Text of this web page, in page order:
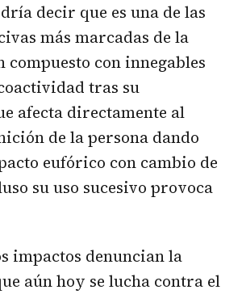
decir que es una de las
más marcadas de la
compuesto con innegables
tras su
afecta directamente al
de la persona dando
eufórico con cambio de
su uso sucesivo provoca
impactos denuncian la
aún hoy se lucha contra el